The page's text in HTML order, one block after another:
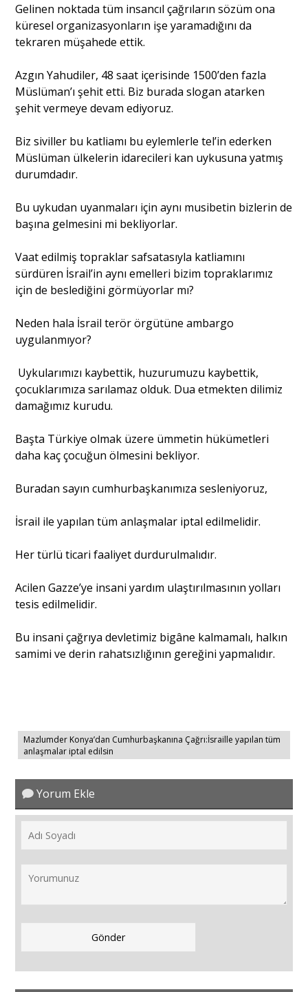
Gelinen noktada tüm insancıl çağrıların sözüm ona
küresel organizasyonların işe yaramadığını da
tekraren müşahede ettik.
Azgın Yahudiler, 48 saat içerisinde 1500’den fazla
Müslüman’ı şehit etti. Biz burada slogan atarken
şehit vermeye devam ediyoruz.
Biz siviller bu katliamı bu eylemlerle tel’in ederken
Müslüman ülkelerin idarecileri kan uykusuna yatmış
durumdadır.
Bu uykudan uyanmaları için aynı musibetin bizlerin de
başına gelmesini mi bekliyorlar.
Vaat edilmiş topraklar safsatasıyla katliamını
sürdüren İsrail’in aynı emelleri bizim topraklarımız
için de beslediğini görmüyorlar mı?
Neden hala İsrail terör örgütüne ambargo
uygulanmıyor?
Uykularımızı kaybettik, huzurumuzu kaybettik,
çocuklarımıza sarılamaz olduk. Dua etmekten dilimiz
damağımız kurudu.
Başta Türkiye olmak üzere ümmetin hükümetleri
daha kaç çocuğun ölmesini bekliyor.
Buradan sayın cumhurbaşkanımıza sesleniyoruz,
İsrail ile yapılan tüm anlaşmalar iptal edilmelidir.
Her türlü ticari faaliyet durdurulmalıdır.
Acilen Gazze’ye insani yardım ulaştırılmasının yolları
tesis edilmelidir.
Bu insani çağrıya devletimiz bigâne kalmamalı, halkın
samimi ve derin rahatsızlığının gereğini yapmalıdır.
Mazlumder Konya’dan Cumhurbaşkanına Çağrı:İsraille yapılan tüm
anlaşmalar iptal edilsin
Yorum Ekle